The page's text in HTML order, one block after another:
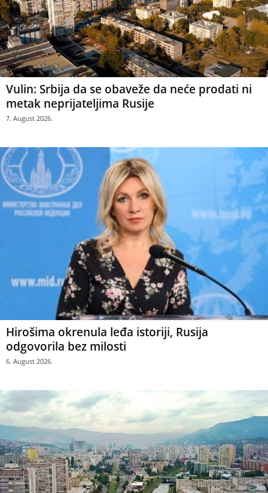
Vulin: Srbija da se obaveže da neće prodati ni
metak neprijateljima Rusije
7. August 2026.
Hirošima okrenula leđa istoriji, Rusija
odgovorila bez milosti
6. August 2026.